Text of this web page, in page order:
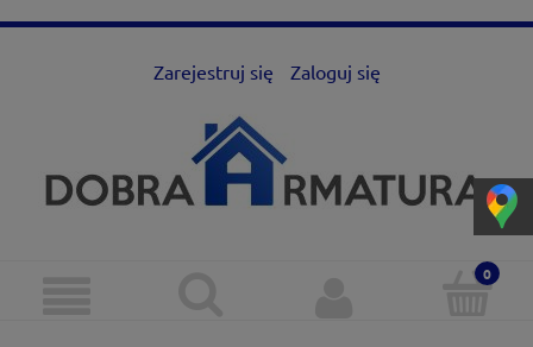
Zarejestruj się Zaloguj się